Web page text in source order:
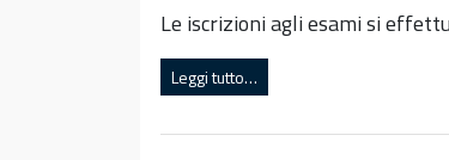
Le iscrizioni agli esami si
Leggi tutto…